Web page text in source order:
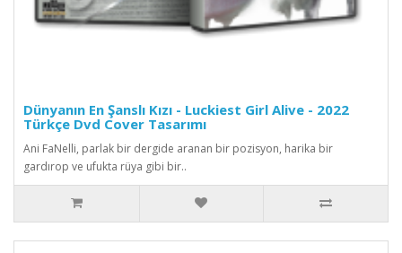
Dünyanın En Şanslı Kızı - Luckiest Girl Alive - 2022
Türkçe Dvd Cover Tasarımı
Ani FaNelli, parlak bir dergide aranan bir pozisyon, harika bir
gardırop ve ufukta rüya gibi bir..